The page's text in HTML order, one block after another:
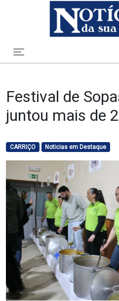
Toggle navigation
Festival de
juntou mais de
CARRIÇO Noticias em Destaque